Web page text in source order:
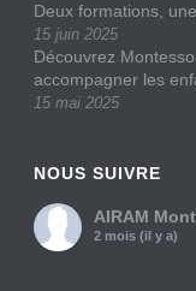
Deux formations,
15 juin 2025
Découvrez
accompagner les
15 mai 2025
NOUS SUIVRE
AIRAM
2 mois (il y a)